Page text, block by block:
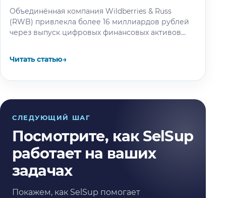
Объединённая компания Wildberries & Russ
(RWB) привлекла более 16 миллиардов рублей
через выпуск цифровых финансовых активов
Читать статью→
СЛЕДУЮЩИЙ ШАГ
Посмотрите, как SelSup
работает на ваших
задачах
Покажем, как SelSup помогает